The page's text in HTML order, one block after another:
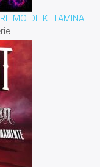
DE KETAMINA